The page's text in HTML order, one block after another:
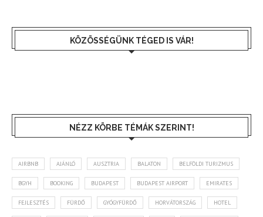
KÖZÖSSÉGÜNK TÉGED IS VÁR!
NÉZZ KÖRBE TÉMÁK SZERINT!
AIRBNB AJÁNLÓ AUSZTRIA BALATON BELFÖLDI TURIZMUS
BGYH BOOKING BUDAPEST BUDAPEST AIRPORT EMIRATES
FEJLESZTÉS FÜRDŐ GYÓGYFÜRDŐ HORVÁTORSZÁG HOTEL